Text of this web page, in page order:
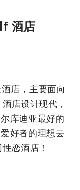
酒店
店，主要面向
店设计现代，
库迪亚最好的
好者的理想去
恋酒店！